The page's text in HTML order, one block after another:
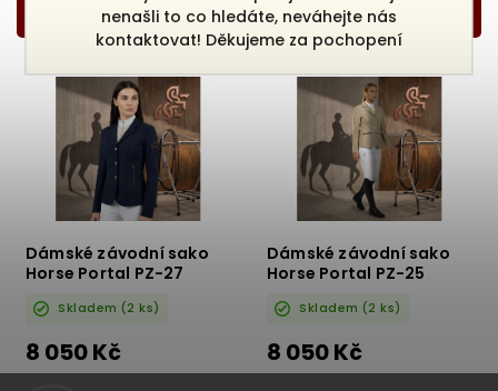
nenašli to co hledáte, neváhejte nás
kontaktovat! Děkujeme za pochopení
Nejdražší
Abecedně
Dámské závodní sako
Horse Portal PZ-27
Skladem (2 ks)
8 050 Kč
Dámské závodní sako
Horse Portal PZ-25
Skladem (2 ks)
8 050 Kč